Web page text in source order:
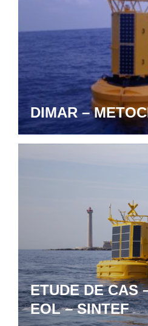
DIMAR –
ETUDE DE CAS
EOL – SINTEF